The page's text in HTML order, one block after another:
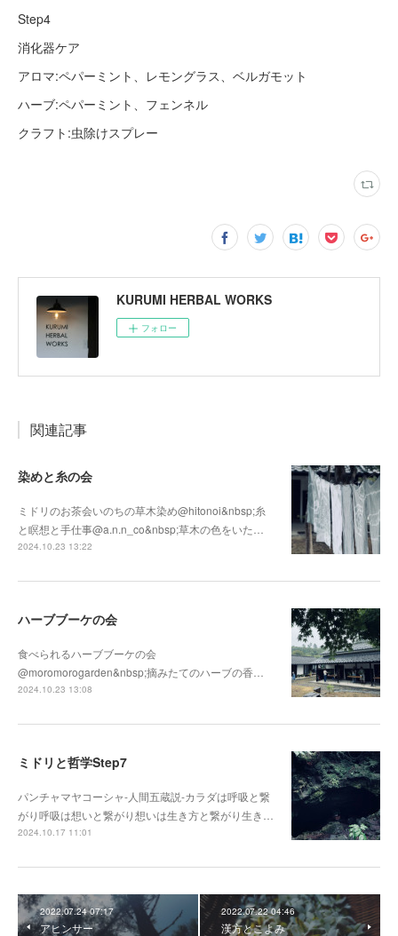
Step4
消化器ケア
アロマ:ペパーミント、レモングラス、ベルガモット
ハーブ:ペパーミント、フェンネル
クラフト:虫除けスプレー
KURUMI HERBAL WORKS
フォロー
関連記事
染めと糸の会
ミドリのお茶会いのちの草木染め@hitonoi&nbsp;糸
と瞑想と手仕事@a.n.n_co&nbsp;草木の色をいた…
2024.10.23 13:22
ハーブブーケの会
食べられるハーブブーケの会
@moromorogarden&nbsp;摘みたてのハーブの香…
2024.10.23 13:08
ミドリと哲学Step7
パンチャマヤコーシャ-人間五蔵説-カラダは呼吸と繋
がり呼吸は想いと繋がり想いは生き方と繋がり生き…
2024.10.17 11:01
2022.07.24 07:17
アヒンサー
2022.07.22 04:46
漢方とこよみ